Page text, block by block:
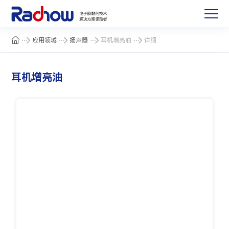
应用领域 扬声器 耳机增亮油 详细
耳机增亮油